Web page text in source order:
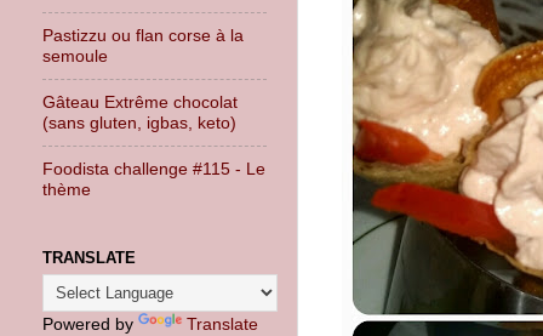
Pastizzu ou flan corse à la
semoule
Gâteau Extrême chocolat
(sans gluten, igbas, keto)
Foodista challenge #115 - Le
thème
TRANSLATE
Powered by Translate